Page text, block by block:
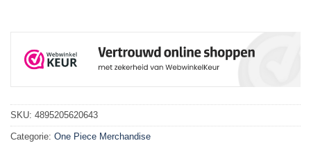
SKU: 4895205620643
Categorie: One Piece Merchandise